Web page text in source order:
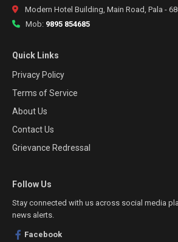
Modern Hotel Building, Main Road, Pala -
Mob: 9895 854685
Quick Links
Privacy Policy
Terms of Service
About Us
Contact Us
Grievance Redressal
Follow Us
Stay connected with us across social media
news alerts.
Facebook